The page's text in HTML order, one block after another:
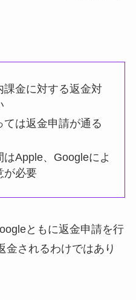
課金に対する返金対
は返金申請が通る
Apple、Googleによ
が必要
ともに返金申請を行
金されるわけではあり